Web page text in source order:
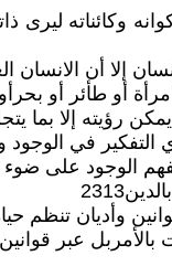
وكائناته
الوجود على ضوء